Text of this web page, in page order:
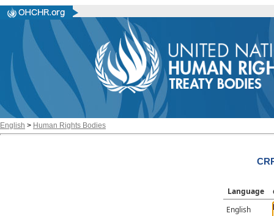
English > Human Rights Bodies
Language
English